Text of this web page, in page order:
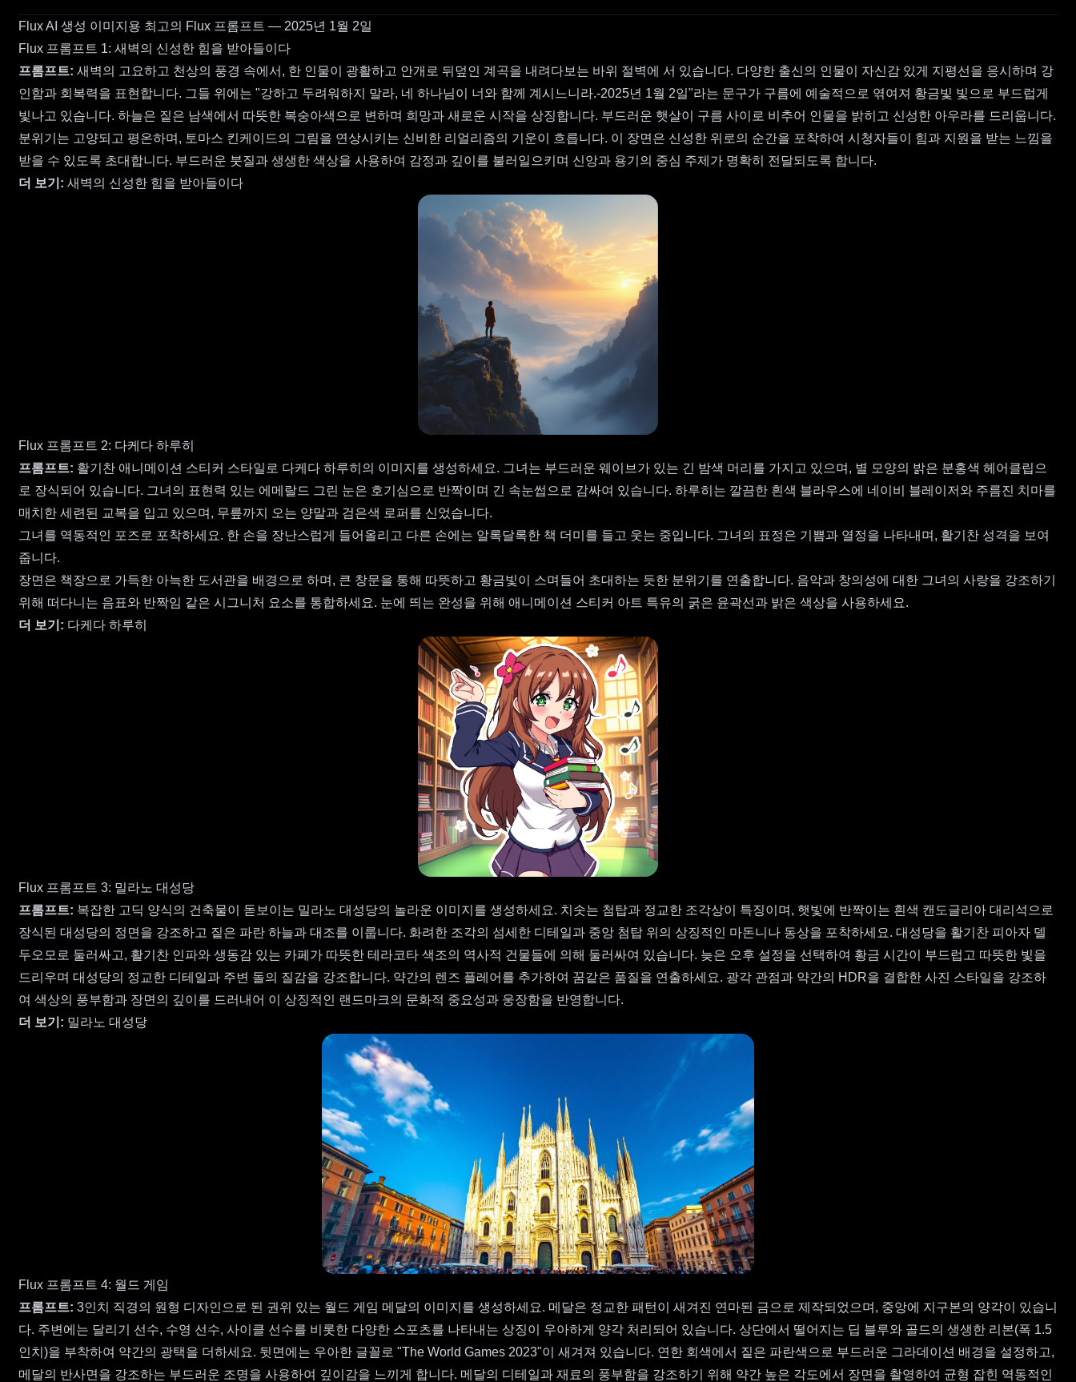
Flux AI 생성 이미지용 최고의 Flux 프롬프트 — 2025년 1월 2일
Flux 프롬프트 1: 새벽의 신성한 힘을 받아들이다
프롬프트: 새벽의 고요하고 천상의 풍경 속에서, 한 인물이 광활하고 안개로 뒤덮인 계곡을 내려다보는 바위 절벽에 서 있습니다. 다양한 출신의 인물이 자신감 있게 지평선을 응시하며 강
인함과 회복력을 표현합니다. 그들 위에는 "강하고 두려워하지 말라, 네 하나님이 너와 함께 계시느니라.-2025년 1월 2일"라는 문구가 구름에 예술적으로 엮여져 황금빛 빛으로 부드럽게
빛나고 있습니다. 하늘은 짙은 남색에서 따뜻한 복숭아색으로 변하며 희망과 새로운 시작을 상징합니다. 부드러운 햇살이 구름 사이로 비추어 인물을 밝히고 신성한 아우라를 드리웁니다.
분위기는 고양되고 평온하며, 토마스 킨케이드의 그림을 연상시키는 신비한 리얼리즘의 기운이 흐릅니다. 이 장면은 신성한 위로의 순간을 포착하여 시청자들이 힘과 지원을 받는 느낌을
받을 수 있도록 초대합니다. 부드러운 붓질과 생생한 색상을 사용하여 감정과 깊이를 불러일으키며 신앙과 용기의 중심 주제가 명확히 전달되도록 합니다.
더 보기: 새벽의 신성한 힘을 받아들이다
Flux 프롬프트 2: 다케다 하루히
프롬프트: 활기찬 애니메이션 스티커 스타일로 다케다 하루히의 이미지를 생성하세요. 그녀는 부드러운 웨이브가 있는 긴 밤색 머리를 가지고 있으며, 별 모양의 밝은 분홍색 헤어클립으
로 장식되어 있습니다. 그녀의 표현력 있는 에메랄드 그린 눈은 호기심으로 반짝이며 긴 속눈썹으로 감싸여 있습니다. 하루히는 깔끔한 흰색 블라우스에 네이비 블레이저와 주름진 치마를
매치한 세련된 교복을 입고 있으며, 무릎까지 오는 양말과 검은색 로퍼를 신었습니다.
그녀를 역동적인 포즈로 포착하세요. 한 손을 장난스럽게 들어올리고 다른 손에는 알록달록한 책 더미를 들고 웃는 중입니다. 그녀의 표정은 기쁨과 열정을 나타내며, 활기찬 성격을 보여
줍니다.
장면은 책장으로 가득한 아늑한 도서관을 배경으로 하며, 큰 창문을 통해 따뜻하고 황금빛이 스며들어 초대하는 듯한 분위기를 연출합니다. 음악과 창의성에 대한 그녀의 사랑을 강조하기
위해 떠다니는 음표와 반짝임 같은 시그니처 요소를 통합하세요. 눈에 띄는 완성을 위해 애니메이션 스티커 아트 특유의 굵은 윤곽선과 밝은 색상을 사용하세요.
더 보기: 다케다 하루히
Flux 프롬프트 3: 밀라노 대성당
프롬프트: 복잡한 고딕 양식의 건축물이 돋보이는 밀라노 대성당의 놀라운 이미지를 생성하세요. 치솟는 첨탑과 정교한 조각상이 특징이며, 햇빛에 반짝이는 흰색 캔도글리아 대리석으로
장식된 대성당의 정면을 강조하고 짙은 파란 하늘과 대조를 이룹니다. 화려한 조각의 섬세한 디테일과 중앙 첨탑 위의 상징적인 마돈니나 동상을 포착하세요. 대성당을 활기찬 피아자 델
두오모로 둘러싸고, 활기찬 인파와 생동감 있는 카페가 따뜻한 테라코타 색조의 역사적 건물들에 의해 둘러싸여 있습니다. 늦은 오후 설정을 선택하여 황금 시간이 부드럽고 따뜻한 빛을
드리우며 대성당의 정교한 디테일과 주변 돌의 질감을 강조합니다. 약간의 렌즈 플레어를 추가하여 꿈같은 품질을 연출하세요. 광각 관점과 약간의 HDR을 결합한 사진 스타일을 강조하
여 색상의 풍부함과 장면의 깊이를 드러내어 이 상징적인 랜드마크의 문화적 중요성과 웅장함을 반영합니다.
더 보기: 밀라노 대성당
Flux 프롬프트 4: 월드 게임
프롬프트: 3인치 직경의 원형 디자인으로 된 권위 있는 월드 게임 메달의 이미지를 생성하세요. 메달은 정교한 패턴이 새겨진 연마된 금으로 제작되었으며, 중앙에 지구본의 양각이 있습니
다. 주변에는 달리기 선수, 수영 선수, 사이클 선수를 비롯한 다양한 스포츠를 나타내는 상징이 우아하게 양각 처리되어 있습니다. 상단에서 떨어지는 딥 블루와 골드의 생생한 리본(폭 1.5
인치)을 부착하여 약간의 광택을 더하세요. 뒷면에는 우아한 글꼴로 "The World Games 2023"이 새겨져 있습니다. 연한 회색에서 짙은 파란색으로 부드러운 그라데이션 배경을 설정하고,
메달의 반사면을 강조하는 부드러운 조명을 사용하여 깊이감을 느끼게 합니다. 메달의 디테일과 재료의 풍부함을 강조하기 위해 약간 높은 각도에서 장면을 촬영하여 균형 잡힌 역동적인